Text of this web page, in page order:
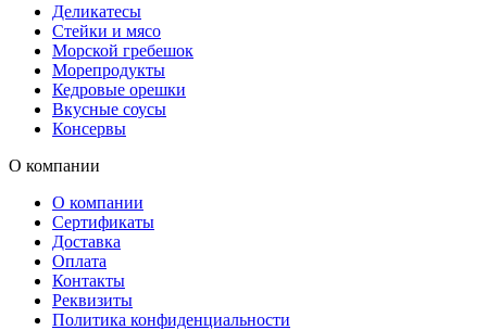
Деликатесы
Стейки и мясо
Морской гребешок
Морепродукты
Кедровые орешки
Вкусные соусы
Консервы
О компании
О компании
Сертификаты
Доставка
Оплата
Контакты
Реквизиты
Политика конфиденциальности